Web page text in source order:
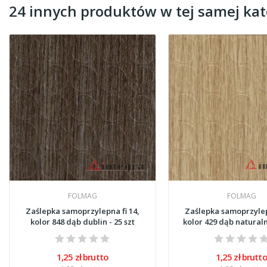
24 innych produktów w tej samej
FOLMAG
Zaślepka samoprzylepna fi 14,
kolor 848 dąb dublin - 25 szt
1,25 zł brutto
FOLMAG
Zaślepka
1,25 zł brutto